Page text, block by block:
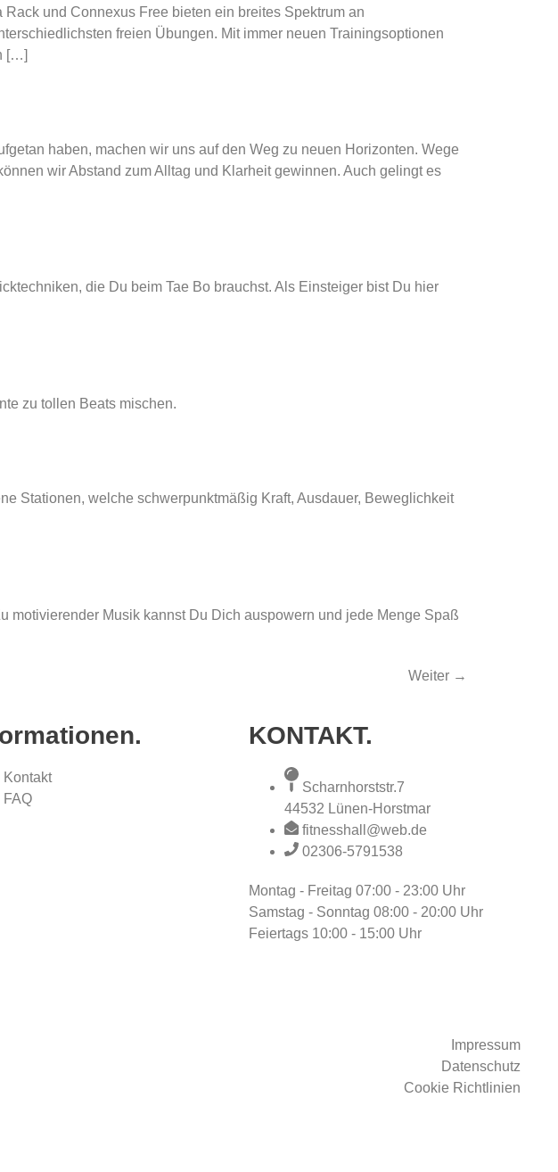
und Connexus Free bieten ein breites Spektrum an
freien Übungen. Mit immer neuen Trainingsoptionen
[…]
haben, machen wir uns auf den Weg zu neuen Horizonten. Wege
wir Abstand zum Alltag und Klarheit gewinnen. Auch gelingt es
die Du beim Tae Bo brauchst. Als Einsteiger bist Du hier
zu tollen Beats mischen.
Stationen, welche schwerpunktmäßig Kraft, Ausdauer, Beweglichkeit
motivierender Musik kannst Du Dich auspowern und jede Menge Spaß
Weiter →
Kontakt
FAQ
KONTAKT.
Scharnhorststr.7
44532 Lünen-Horstmar
fitnesshall@web.de
02306-5791538
Montag - Freitag 07:00 - 23:00 Uhr
Samstag - Sonntag 08:00 - 20:00 Uhr
Feiertags 10:00 - 15:00 Uhr
Impressum
Datenschutz
Cookie Richtlinien